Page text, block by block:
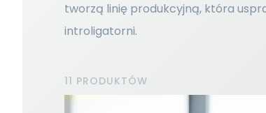
tworzą linię produkcyjną, która
introligatorni.
11 PRODUKTÓW